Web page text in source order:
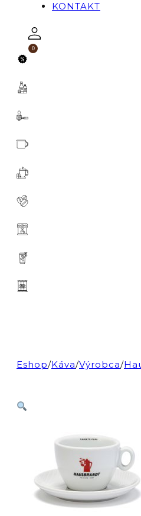
KONTAKT
0
Eshop/Káva/Výrobca/